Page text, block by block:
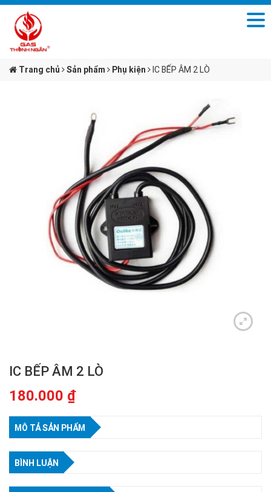
Trang chủ Sản phẩm Phụ kiện IC BẾP ÂM 2 LÒ
IC BẾP ÂM 2 LÒ
180.000 ₫
MÔ TẢ SẢN PHẨM
BÌNH LUẬN